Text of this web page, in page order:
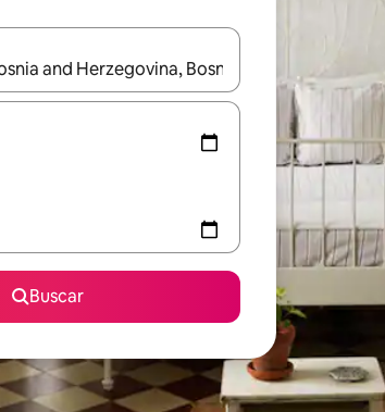
estiverem disponíveis, explore-os usando as seta
Buscar